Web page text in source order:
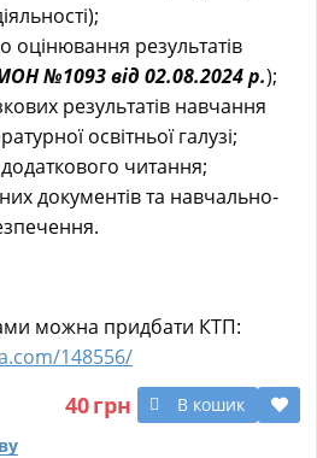
оцінювання результатів
№1093 від 02.08.2024 р.);
результатів навчання
освітньої галузі;
читання;
документів та навчально-
можна придбати КТП:
148556/
40грн В кошик